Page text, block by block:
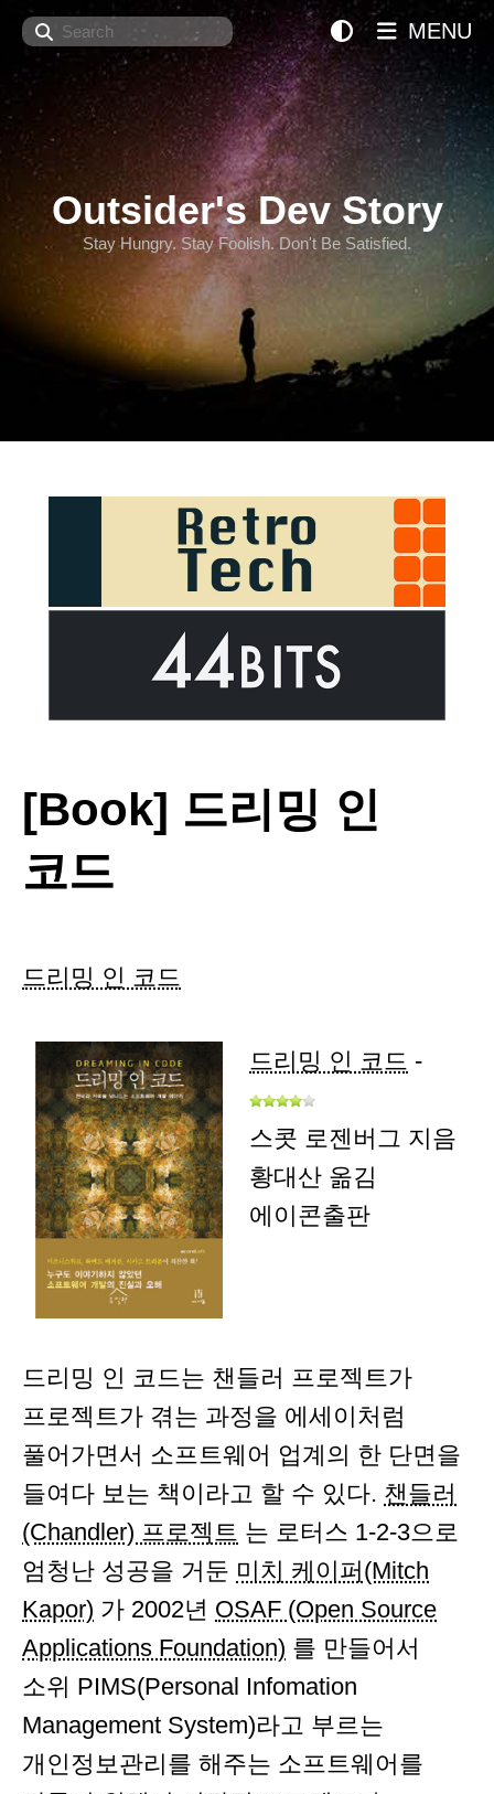
Search
Outsider's Dev Story
Stay Hungry. Stay Foolish. Don't Be Satisfied.
MENU
[Book] 드리밍 인
코드
드리밍 인 코드
드리밍 인 코드 -
스콧 로젠버그 지음
황대산 옮김
에이콘출판
드리밍 인 코드는 챈들러 프로젝트가
프로젝트가 겪는 과정을 에세이처럼
풀어가면서 소프트웨어 업계의 한 단면을
들여다 보는 책이라고 할 수 있다. 챈들러
(Chandler) 프로젝트 는 로터스 1-2-3으로
엄청난 성공을 거둔 미치 케이퍼(Mitch
Kapor) 가 2002년 OSAF (Open Source
Applications Foundation) 를 만들어서
소위 PIMS(Personal Infomation
Management System)라고 부르는
개인정보관리를 해주는 소프트웨어를